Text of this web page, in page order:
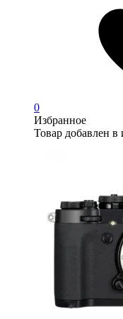
0
Избранное
Товар добавлен в